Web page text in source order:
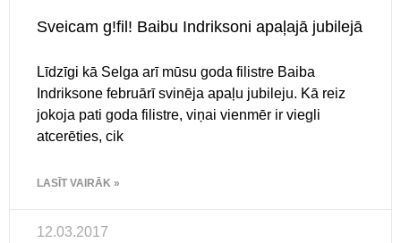
Sveicam g!fil! Baibu Indriksoni apaļajā jubilejā
Līdzīgi kā Selga arī mūsu goda filistre Baiba
Indriksone februārī svinēja apaļu jubileju. Kā reiz
jokoja pati goda filistre, viņai vienmēr ir viegli
atcerēties, cik
LASĪT VAIRĀK »
12.03.2017